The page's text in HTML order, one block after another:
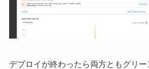
デプロイが終わったら両方ともグリー